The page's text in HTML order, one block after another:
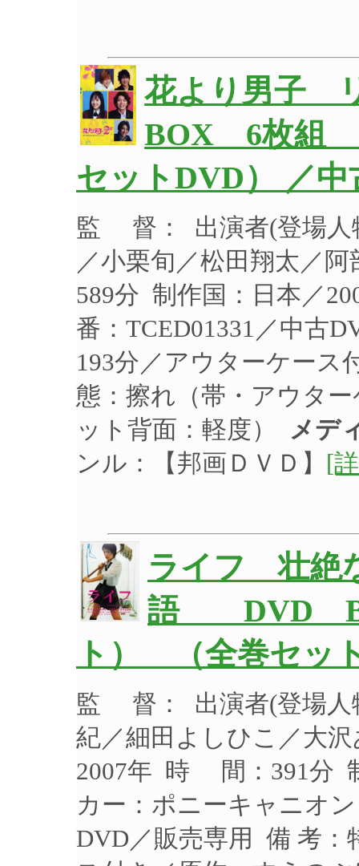
花より男子
BOX 6枚組
セットDVD） ／中
監 督： 出演者(登場人
／小栗旬／松田翔太／
589分 制作国：日本／
番：TCED01331／中古
193分／アウターケース
態：擦れ（帯・アウタ
ット背面：軽度）
メデ
ンル：【邦画ＤＶＤ】 [
ライフ 壮絶
語 DVD
ト） （全巻セッ
監 督： 出演者(登場人
紀／細田よしひこ／大
2007年 時 間：391分
カー：ポニーキャニオ
DVD／販売専用 備 考：